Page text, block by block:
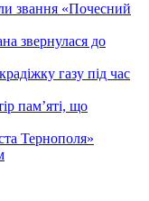
звання «Почесний
звернулася до
газу під час
пам’яті, що
Тернополя»